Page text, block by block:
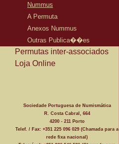
Nummus
A Permuta
Anexos Nummus
Outras Publica��es
Permutas inter-associados
Loja Online
Sociedade Portuguesa de Numismática
R. Costa Cabral, 664
4200 - 211 Porto
Telef. / Fax: +351 225 096 029 (Chamada para a
rede fixa nacional)